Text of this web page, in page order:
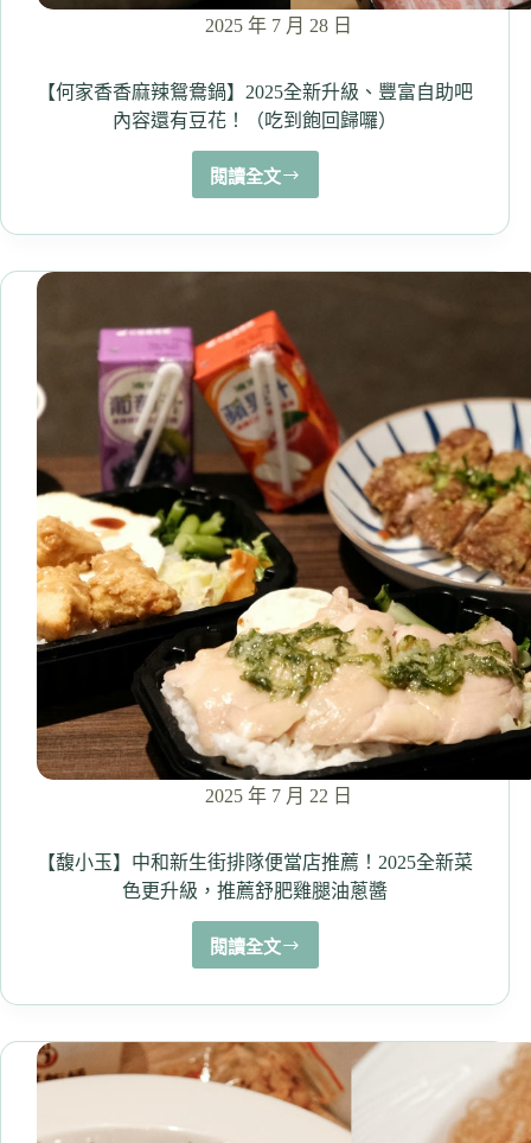
鴨
肉
生
炒
鴨
羹
甜
新
莊
公
園
對
面
美
食
2025 年 7 月 28 日
【何家香香麻辣鴛鴦鍋】2025全新升級、豐富自助吧
內容還有豆花！（吃到飽回歸囉）
閱讀全文
【何
香
辣
鴛
鴦
鍋】
2025
全
新
升
級、
豐
富
自
助
吧
內
容
還
有
豆
花！
（吃
飽
回
歸
囉）
2025 年 7 月 22 日
【馥小玉】中和新生街排隊便當店推薦！2025全新菜
色更升級，推薦舒肥雞腿油蔥醬
閱讀全文
【馥
玉】
和
新